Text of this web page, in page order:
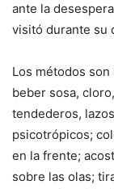
ante la
visitó durante su
Los métodos
beber sosa,
tendederos,
psicotrópicos;
en la frente;
sobre las olas;